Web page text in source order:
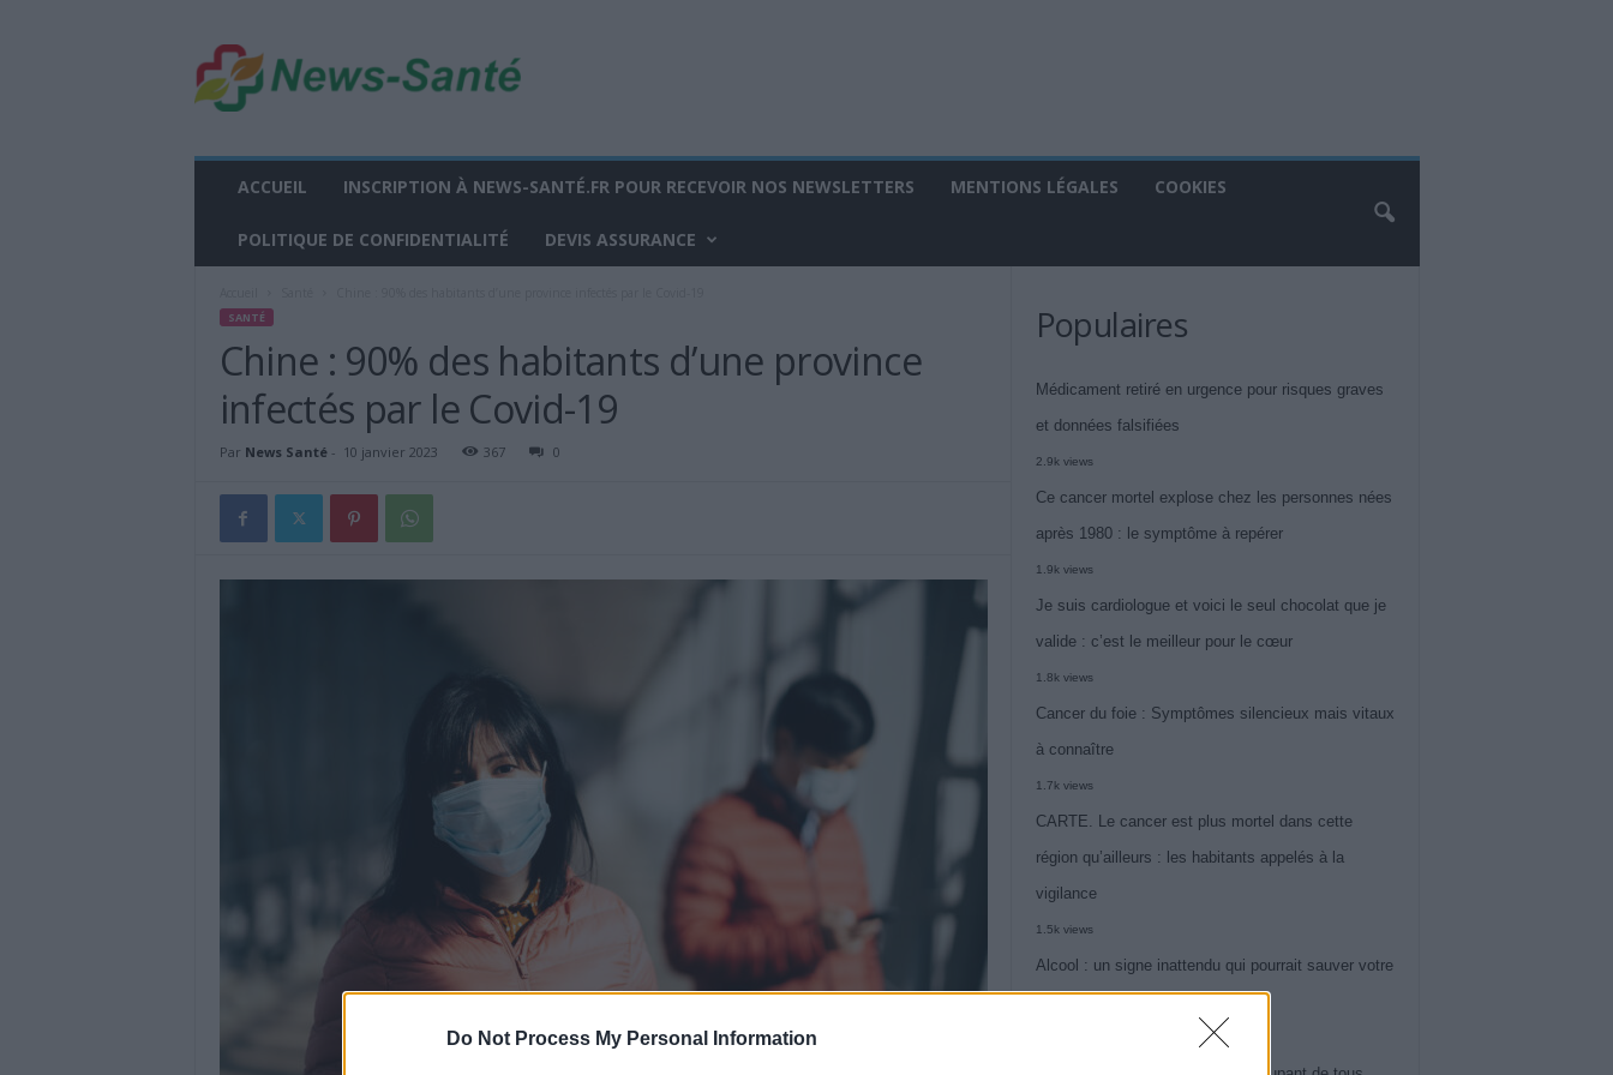
Do Not Process My Personal Information
w
s
ACCUEIL INSCRIPTION À NEWS-SANTÉ.FR POUR RECEVOIR NOS NEWSLETTERS MENTIONS LÉGALES COOKIES
POLITIQUE DE CONFIDENTIALITÉ DEVIS ASSURANCE
SANTÉ
Chine : 90% des habitants d’une province
infectés par le Covid-19
Par News Santé- 10 janvier 2023 367 0
Populaires
Médicament retiré en urgence pour risques graves
et données falsifiées
2.9k views
Ce cancer mortel explose chez les personnes nées
après 1980 : le symptôme à repérer
1.9k views
Je suis cardiologue et voici le seul chocolat que je
valide : c’est le meilleur pour le cœur
1.8k views
Cancer du foie : Symptômes silencieux mais vitaux
à connaître
1.7k views
CARTE. Le cancer est plus mortel dans cette
région qu’ailleurs : les habitants appelés à la
vigilance
1.5k views
Alcool : un signe inattendu qui pourrait sauver votre